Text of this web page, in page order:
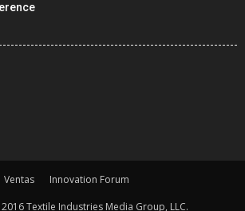
Ventas
Innovation Forum
Textile Industries Media Group, LLC.